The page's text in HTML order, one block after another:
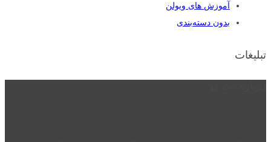
آموزش های ویولن
بدون دسته‌بندی
تبلیغات